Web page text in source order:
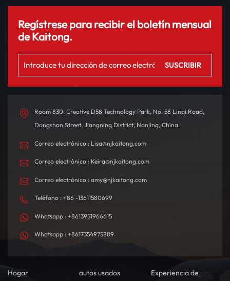
Regístrese para recibir el boletín mensual
de Kaitong.
Room 830, Creative D58 Technology Park, No. 58 Linqi Road,
Dongshan Street, Jiangning District, Nanjing, China.
Correo electrónico : Lisa@njkaitong.com
Correo electrónico : Keira@njkaitong.com
Correo electrónico : amy@njkaitong.com
Teléfono : +86 -13611580699
Whatsapp : +8613951966615
Whatsapp : +8617354975889
Hogar autos usados Experiencia de